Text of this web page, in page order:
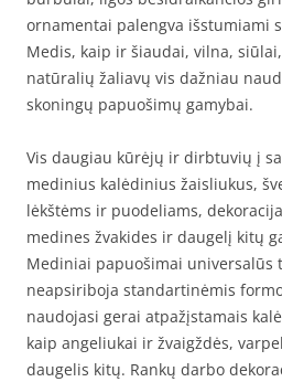
ornamentai palengva išstumiami
Medis, kaip ir šiaudai, vilna,
natūralių žaliavų vis dažniau
skoningų papuošimų gamybai.
Vis daugiau kūrėjų ir dirbtuvių į
medinius kalėdinius žaisliukus,
lėkštėms ir puodeliams,
medines žvakides ir daugelį kitų
Mediniai papuošimai universalūs
neapsiriboja standartinėmis
naudojasi gerai atpažįstamais
kaip angeliukai ir žvaigždės,
daugelis kitų. Rankų darbo